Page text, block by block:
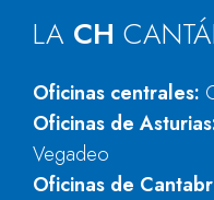
LA CH
Oficinas centrales:
Oficinas de
Vegadeo
Oficinas de